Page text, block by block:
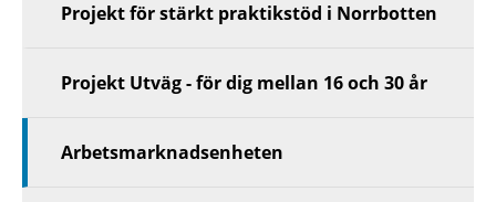
Projekt för stärkt praktikstöd i Norrbotten
Projekt Utväg - för dig mellan 16 och 30 år
Arbetsmarknadsenheten